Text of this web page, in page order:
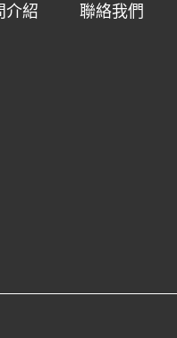
介紹 聯絡我們